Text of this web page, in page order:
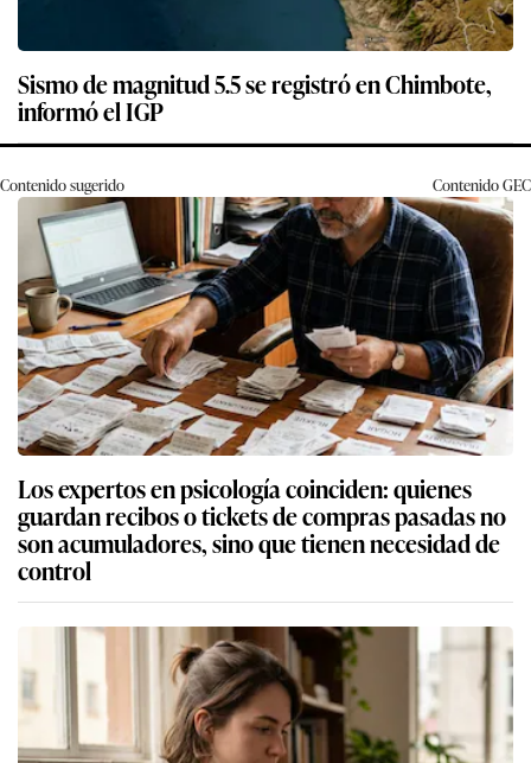
Sismo de magnitud 5.5 se registró en Chimbote,
informó el IGP
Contenido sugerido ContenidoGEC
Los expertos en psicología coinciden: quienes
guardan recibos o tickets de compras pasadas no
son acumuladores, sino que tienen necesidad de
control